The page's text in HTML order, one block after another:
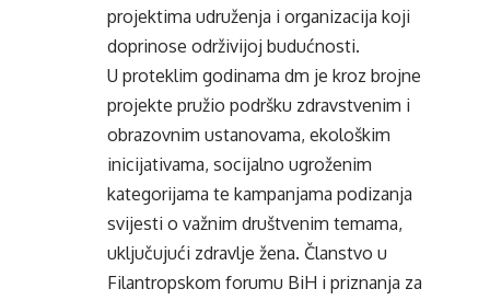
projektima udruženja i organizacija koji
doprinose održivijoj budućnosti.
U proteklim godinama dm je kroz brojne
projekte pružio podršku zdravstvenim i
obrazovnim ustanovama, ekološkim
inicijativama, socijalno ugroženim
kategorijama te kampanjama podizanja
svijesti o važnim društvenim temama,
uključujući zdravlje žena. Članstvo u
Filantropskom forumu BiH i priznanja za